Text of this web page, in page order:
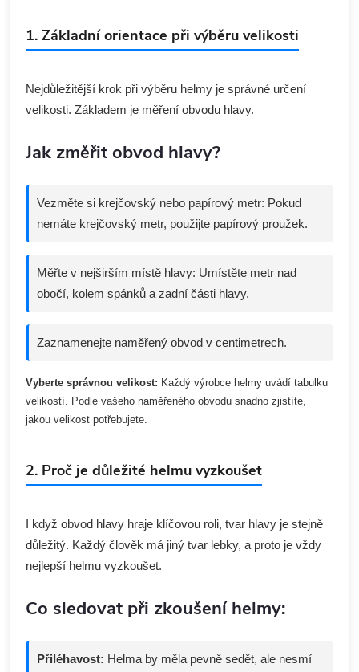
1. Základní orientace při výběru velikosti
Nejdůležitější krok při výběru helmy je správné určení
velikosti. Základem je měření obvodu hlavy.
Jak změřit obvod hlavy?
Vezměte si krejčovský nebo papírový metr: Pokud
nemáte krejčovský metr, použijte papírový proužek.
Měřte v nejširším místě hlavy: Umístěte metr nad
obočí, kolem spánků a zadní části hlavy.
Zaznamenejte naměřený obvod v centimetrech.
Vyberte správnou velikost: Každý výrobce helmy uvádí tabulku
velikostí. Podle vašeho naměřeného obvodu snadno zjistíte,
jakou velikost potřebujete.
2. Proč je důležité helmu vyzkoušet
I když obvod hlavy hraje klíčovou roli, tvar hlavy je stejně
důležitý. Každý člověk má jiný tvar lebky, a proto je vždy
nejlepší helmu vyzkoušet.
Co sledovat při zkoušení helmy:
Přiléhavost: Helma by měla pevně sedět, ale nesmí